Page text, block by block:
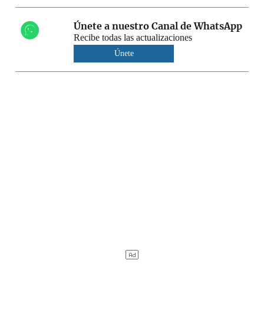
Únete a nuestro Canal de WhatsApp
Recibe todas las actualizaciones
Únete